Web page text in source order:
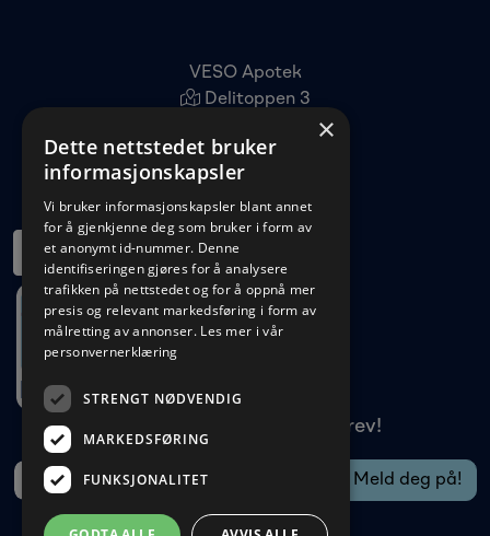
Meld deg på vårt nyhetsbrev!
VESO Apotek
Delitoppen 3
22 96 11 00
kundeservice@veso.no
×
Dette nettstedet bruker
informasjonskapsler
Vi bruker informasjonskapsler blant annet
for å gjenkjenne deg som bruker i form av
et anonymt id-nummer. Denne
identifiseringen gjøres for å analysere
trafikken på nettstedet og for å oppnå mer
presis og relevant markedsføring i form av
målretting av annonser. Les mer i vår
personvernerklæring
STRENGT NØDVENDIG
MARKEDSFØRING
FUNKSJONALITET